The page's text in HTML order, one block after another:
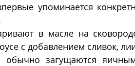
упоминается
с добавлением сливок,
обычно загущаются